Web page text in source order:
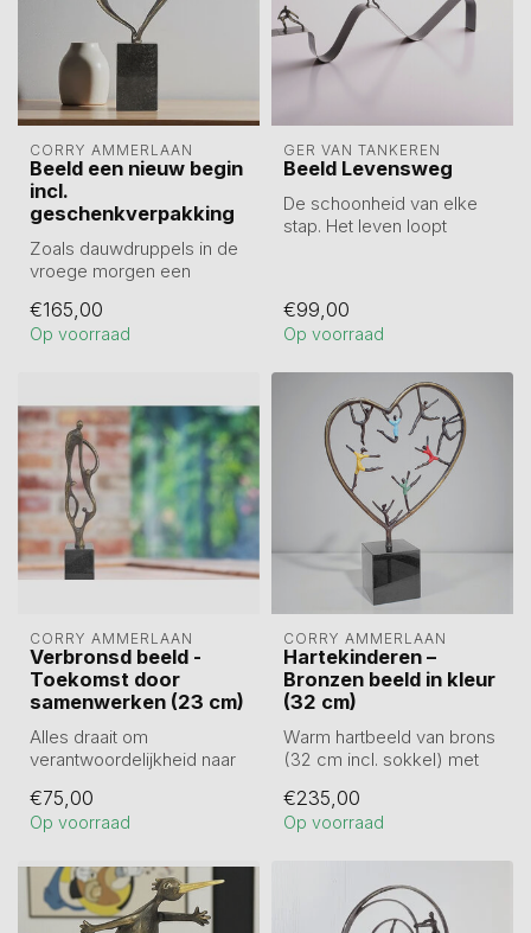
CORRY AMMERLAAN
Beeld een nieuw begin
incl.
geschenkverpakking
Zoals dauwdruppels in de
vroege morgen een
dag aankondigen...
€165,00
Op voorraad
GER VAN TANKEREN
Beeld Levensweg
De schoonheid van elke
stap. Het leven loopt
€99,00
Op voorraad
CORRY AMMERLAAN
Verbronsd beeld -
Toekomst door
samenwerken (23 cm)
Alles draait om
verantwoordelijkheid naar
succes ont...
€75,00
Op voorraad
CORRY AMMERLAAN
Hartekinderen –
Bronzen beeld in kleur
(32 cm)
Warm hartbeeld van brons
(32 cm incl. sokkel) met
Slu...
€235,00
Op voorraad